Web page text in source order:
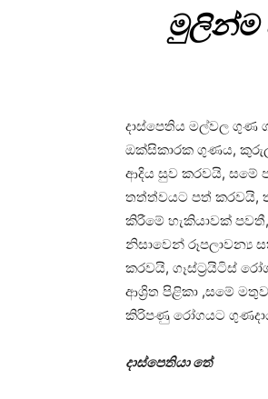
මුලින්ම
දාස්පෙතිය මල්වල ගුණ
ඔක්සිකාරක ගුණය,
ආදිය සුව කරවයි, සමේ
තත්ත්වයට පත් කරවයි,
කිරීමේ හැකියාවක්
නිසාවෙන් රූපලාවන්‍ය
කරවයි, ගෑස්ට්‍රයිටිස්
ආශ්‍රිත පිළිකා ,සමේ
කිරිපණු රෝගයට
දාස්පෙතියා තේ